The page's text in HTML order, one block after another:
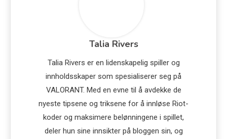
Talia Rivers
Talia Rivers er en lidenskapelig spiller og
innholdsskaper som spesialiserer seg på
VALORANT. Med en evne til å avdekke de
nyeste tipsene og triksene for å innløse Riot-
koder og maksimere belønningene i spillet,
deler hun sine innsikter på bloggen sin, og